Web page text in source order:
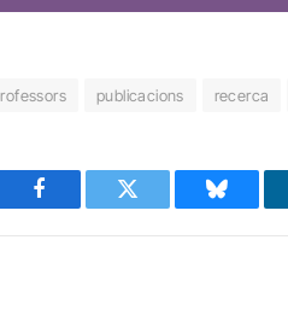
publicacions recerca
Facebook Twitter Bluesky